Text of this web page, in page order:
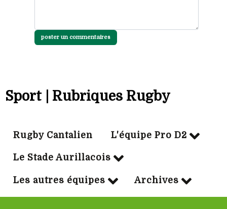
poster un commentaires
Sport | Rubriques Rugby
Rugby Cantalien L'équipe Pro D2
Le Stade Aurillacois
Les autres équipes Archives